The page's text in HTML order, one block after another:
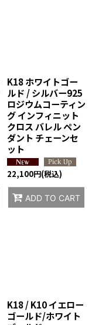
K18 ホワイトゴー
ルド / シルバー925
ロジウムコーティン
グ インフィニット
クロス バレル ペン
ダント チェーンセ
ット
22,100円(税込)
ADD TO CART
K18 / K10 イエロー
ゴールド/ホワイト